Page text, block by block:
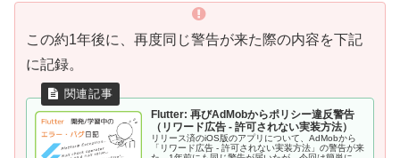
この約1年後に、再度同じ警告が来た際の内容を下記
に記録。
Flutter: 再びAdMobからポリシー違反警告
（リワード広告 - 許可されない実装方法）
リリース済のiOS版のアプリについて、AdMobから
「リワード広告 - 許可されない実装方法」の警告が来